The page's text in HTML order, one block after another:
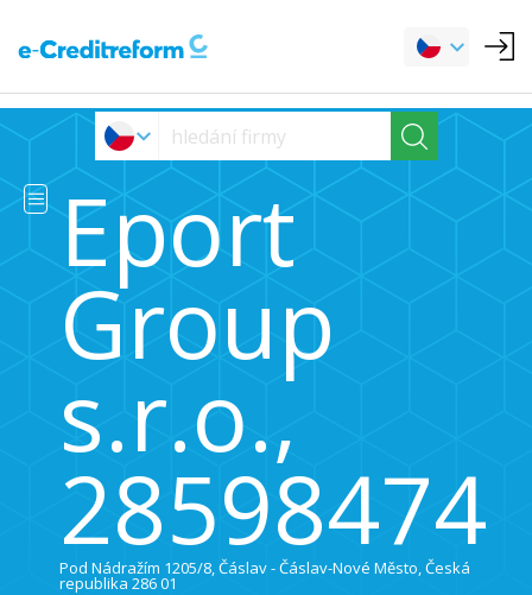
Eport
Group
s.r.o.,
28598474
Pod Nádražím 1205/8, Čáslav - Čáslav-Nové Město, Česká
republika 286 01